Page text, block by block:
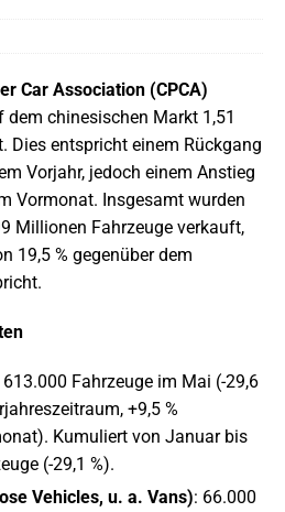
Car Association (CPCA)
chinesischen Markt 1,51
Dies entspricht einem Rückgang
Vorjahr, jedoch einem Anstieg
Vormonat. Insgesamt wurden
Millionen Fahrzeuge verkauft,
19,5 % gegenüber dem
613.000 Fahrzeuge im Mai (-29,6
+9,5 %
Kumuliert von Januar bis
(-29,1 %).
Vehicles, u. a. Vans): 66.000